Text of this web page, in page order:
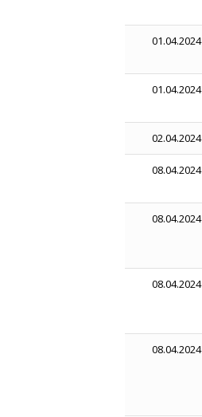
01.04.2024
01.04.2024
02.04.2024
08.04.2024
08.04.2024
08.04.2024
08.04.2024